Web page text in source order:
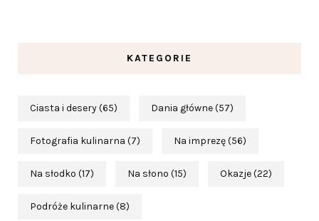
KATEGORIE
Ciasta i desery(65) Dania główne(57)
Fotografia kulinarna (7) Na imprezę(56)
Na słodko (17) Na słono (15) Okazje(22)
Podróże kulinarne(8)